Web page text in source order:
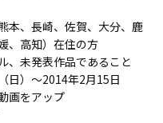
本、長崎、佐賀、大分、鹿
、高知）在住の方
、未発表作品であること
日）～2014年2月15日
画をアップ